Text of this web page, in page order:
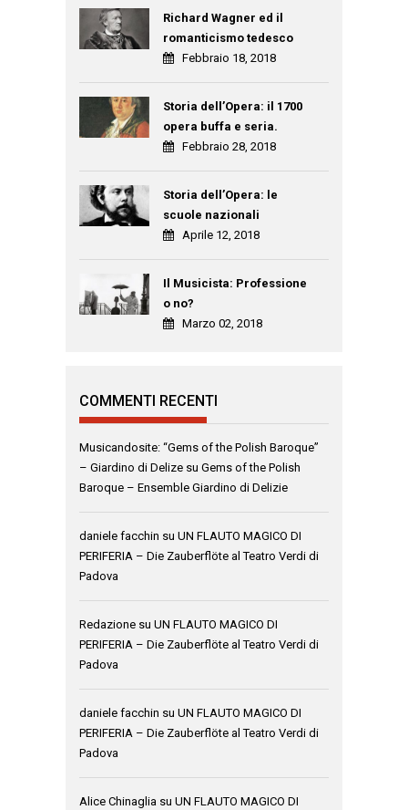
Richard Wagner ed il
romanticismo tedesco
Febbraio 18, 2018
Storia dell’Opera: il 1700
opera buffa e seria.
Febbraio 28, 2018
Storia dell’Opera: le
scuole nazionali
Aprile 12, 2018
Il Musicista: Professione
o no?
Marzo 02, 2018
COMMENTI RECENTI
Musicandosite: “Gems of the Polish Baroque”
– Giardino di Delize su Gems of the Polish
Baroque – Ensemble Giardino di Delizie
daniele facchin su UN FLAUTO MAGICO DI
PERIFERIA – Die Zauberflöte al Teatro Verdi di
Padova
Redazione su UN FLAUTO MAGICO DI
PERIFERIA – Die Zauberflöte al Teatro Verdi di
Padova
daniele facchin su UN FLAUTO MAGICO DI
PERIFERIA – Die Zauberflöte al Teatro Verdi di
Padova
Alice Chinaglia su UN FLAUTO MAGICO DI